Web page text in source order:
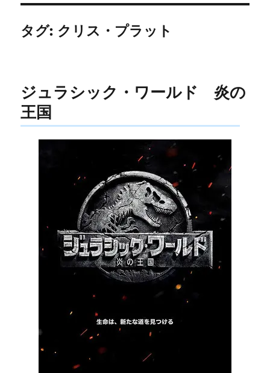
タグ: クリス・プラット
ジュラシック・ワールド 炎の
王国